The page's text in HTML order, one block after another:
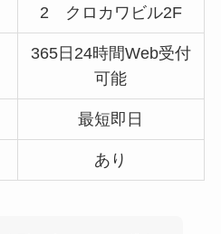
2 クロカワビル2F
365日24時間Web受付
可能
最短即日
あり